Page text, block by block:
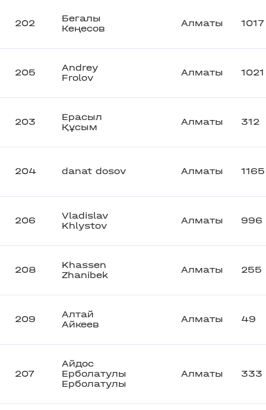
202
Бегалы
Кеңесов
Алматы 1017
205
Andrey
Frolov
Алматы 1021
203
Ерасыл
Құсым
Алматы 312
204 danat dosov Алматы 1165
206
Vladislav
Khlystov
Алматы 996
208
Khassen
Zhanibek
Алматы 255
209
Алтай
Айкеев
Алматы 49
207
Айдос
Ерболатулы
Ерболатулы
Алматы 333